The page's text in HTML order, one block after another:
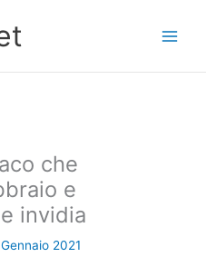
che
e
invidia
2021